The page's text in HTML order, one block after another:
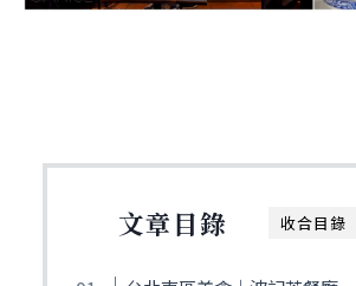
收合目錄
文章目錄